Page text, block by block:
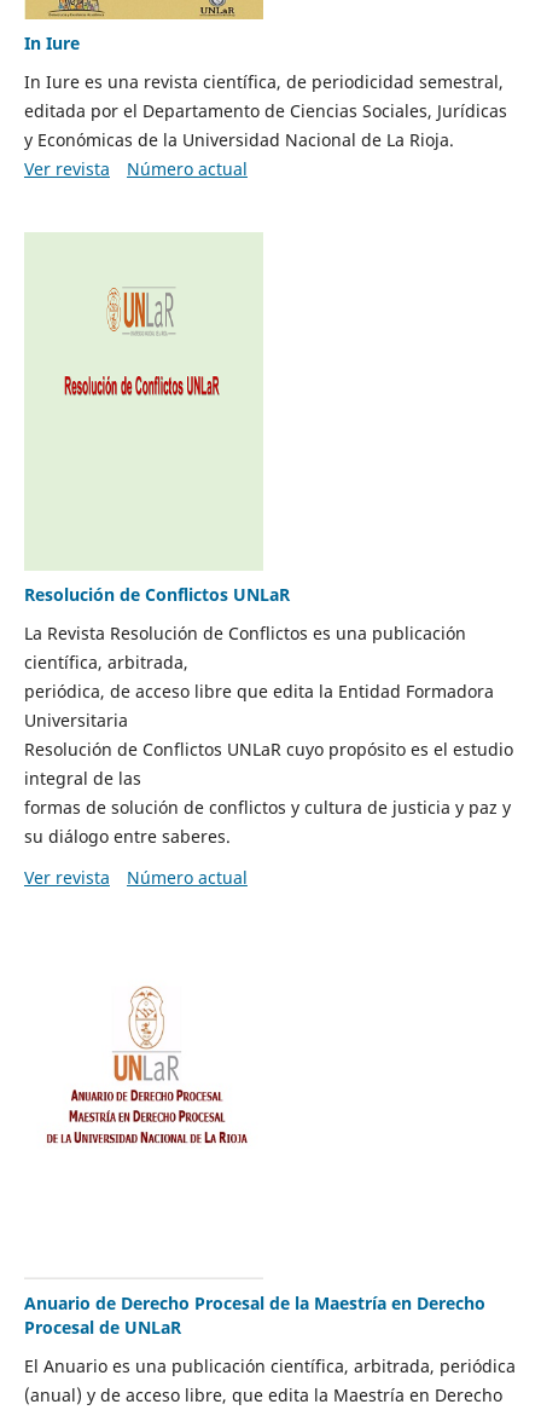
In Iure
In Iure es una revista científica, de periodicidad semestral,
editada por el Departamento de Ciencias Sociales, Jurídicas
y Económicas de la Universidad Nacional de La Rioja.
Ver revista
Número actual
Resolución de Conflictos UNLaR
La Revista Resolución de Conflictos es una publicación
científica, arbitrada,
periódica, de acceso libre que edita la Entidad Formadora
Universitaria
Resolución de Conflictos UNLaR cuyo propósito es el estudio
integral de las
formas de solución de conflictos y cultura de justicia y paz y
su diálogo entre saberes.
Ver revista
Número actual
Anuario de Derecho Procesal de la Maestría en Derecho
Procesal de UNLaR
El Anuario es una publicación científica, arbitrada, periódica
(anual) y de acceso libre, que edita la Maestría en Derecho